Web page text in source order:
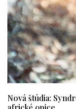
Nová štúdia: